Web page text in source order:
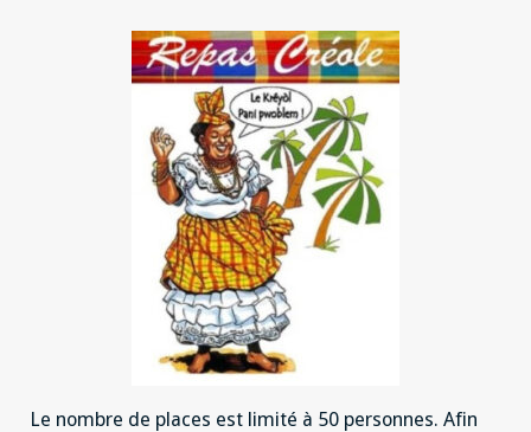
2024
Le nombre de places est limité à 50 personnes. Afin